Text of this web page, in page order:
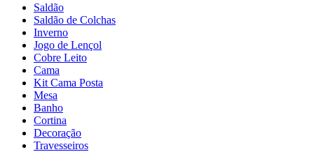
Saldão
Saldão de Colchas
Inverno
Jogo de Lençol
Cobre Leito
Cama
Kit Cama Posta
Mesa
Banho
Cortina
Decoração
Travesseiros